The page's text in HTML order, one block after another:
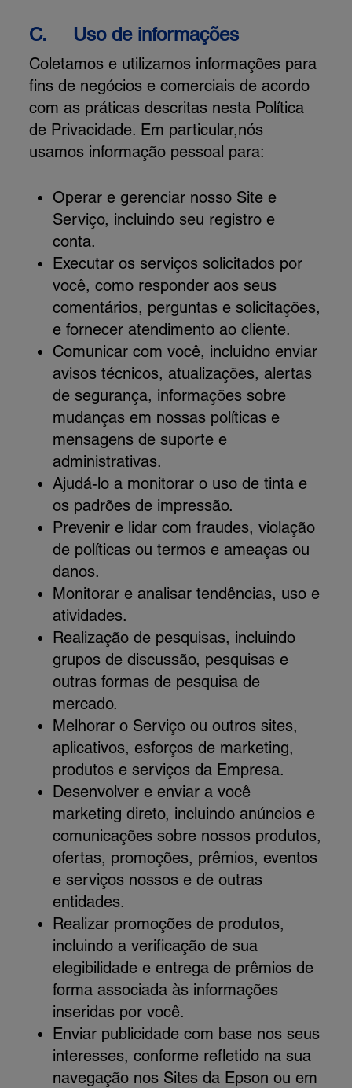
C. Uso de informações
Coletamos e utilizamos informações para
fins de negócios e comerciais de acordo
com as práticas descritas nesta Política
de Privacidade. Em particular,nós
usamos informação pessoal para:
Operar e gerenciar nosso Site e
Serviço, incluindo seu registro e
conta.
Executar os serviços solicitados por
você, como responder aos seus
comentários, perguntas e solicitações,
e fornecer atendimento ao cliente.
Comunicar com você, incluidno enviar
avisos técnicos, atualizações, alertas
de segurança, informações sobre
mudanças em nossas políticas e
mensagens de suporte e
administrativas.
Ajudá-lo a monitorar o uso de tinta e
os padrões de impressão.
Prevenir e lidar com fraudes, violação
de políticas ou termos e ameaças ou
danos.
Monitorar e analisar tendências, uso e
atividades.
Realização de pesquisas, incluindo
grupos de discussão, pesquisas e
outras formas de pesquisa de
mercado.
Melhorar o Serviço ou outros sites,
aplicativos, esforços de marketing,
produtos e serviços da Empresa.
Desenvolver e enviar a você
marketing direto, incluindo anúncios e
comunicações sobre nossos produtos,
ofertas, promoções, prêmios, eventos
e serviços nossos e de outras
entidades.
Realizar promoções de produtos,
incluindo a verificação de sua
elegibilidade e entrega de prêmios de
forma associada às informações
inseridas por você.
Enviar publicidade com base nos seus
interesses, conforme refletido na sua
navegação nos Sites da Epson ou em